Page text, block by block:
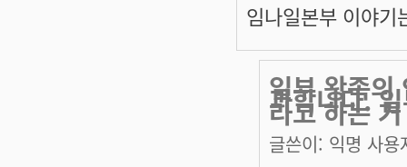
임나일본부 이야
일부 왕족
과합니다.
라고 하는
글쓴이: 익명 사용